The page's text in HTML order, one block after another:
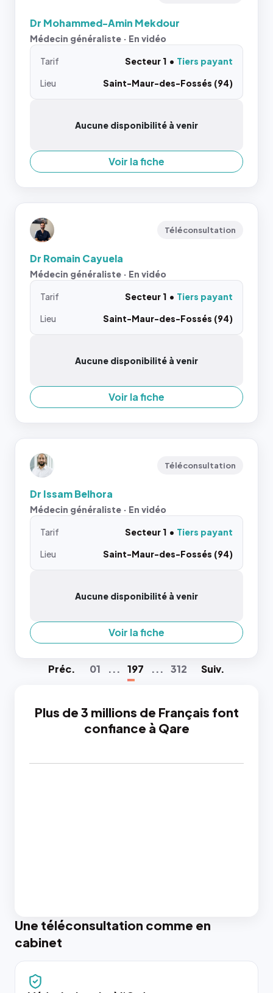
Dr Mohammed-Amin Mekdour
Médecin généraliste · En vidéo
Tarif Secteur 1
Tiers payant
Lieu
Saint-Maur-des-Fossés (94)
Aucune disponibilité à venir
Voir la fiche
Téléconsultation
Dr Romain Cayuela
Médecin généraliste · En vidéo
Tarif Secteur 1
Tiers payant
Lieu
Saint-Maur-des-Fossés (94)
Aucune disponibilité à venir
Voir la fiche
Téléconsultation
Dr Issam Belhora
Médecin généraliste · En vidéo
Tarif Secteur 1
Tiers payant
Lieu
Saint-Maur-des-Fossés (94)
Aucune disponibilité à venir
Voir la fiche
Préc. 01 ... 197 ... 312 Suiv.
Plus de 3 millions de Français font
confiance à Qare
Une téléconsultation comme en
cabinet